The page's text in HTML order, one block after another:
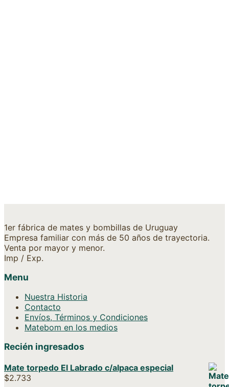
1er fábrica de mates y bombillas de Uruguay
Empresa familiar con más de 50 años de trayectoria.
Venta por mayor y menor.
Imp / Exp.
Menu
Nuestra Historia
Contacto
Envíos, Términos y Condiciones
Matebom en los medios
Recién ingresados
Mate torpedo El Labrado c/alpaca especial
$2.733